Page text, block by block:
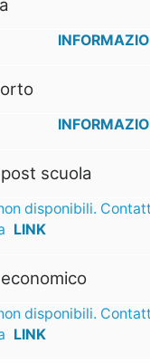
scuola
disponibili.
LINK
disponibili.
LINK